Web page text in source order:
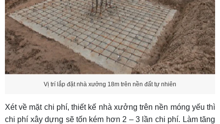
Vị trí lắp đặt nhà xưởng 18m trên nền đất tự nhiên
Xét về mặt chi phí, thiết kế nhà xưởng trên nền móng yếu thì
chi phí xây dựng sẽ tốn kém hơn 2 – 3 lần chi phí. Làm tăng